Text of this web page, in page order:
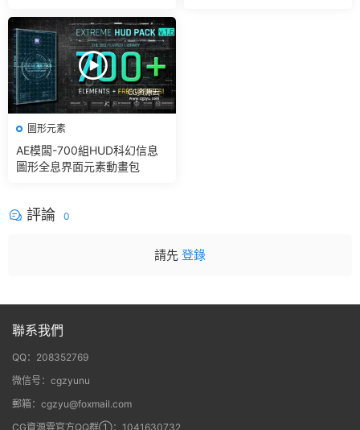
圖形元素
AE模闆-700組HUD科幻信息
圖形全息界面元素動畫包
評論 0
請先 登錄
聯系我們
QQ：208352769
微信号：cgzyunu
郵箱：cgzyu@foxmail.com
CG資源雲官方QQ群①：1041630732